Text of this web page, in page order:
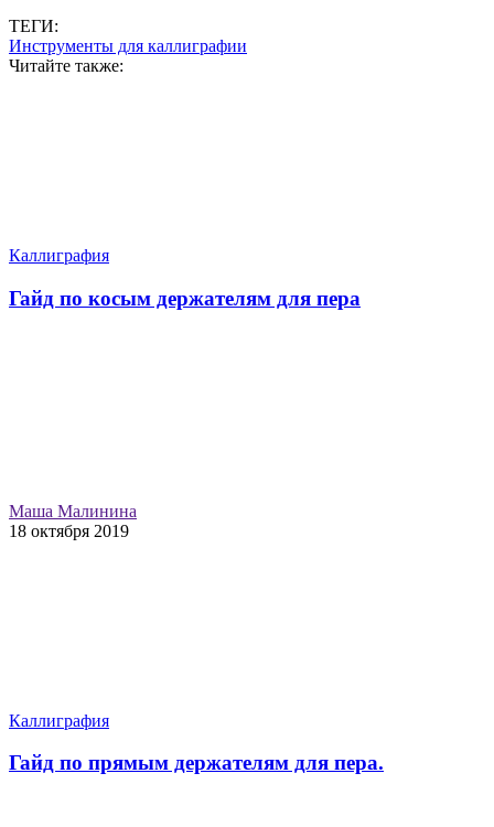
ТЕГИ:
Инструменты для каллиграфии
Читайте также:
Каллиграфия
Гайд по косым держателям для пера
Маша Малинина
18 октября 2019
Каллиграфия
Гайд по прямым держателям для пера.